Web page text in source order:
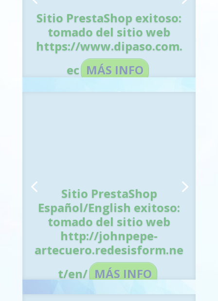
Sitio PrestaShop exitoso:
tomado del sitio web
https://www.dipaso.com.
ec MÁS INFO
Sitio PrestaShop exitoso:
tomado del sitio web
https://www.dipaso.com.
MÁS INFO
Sitio PrestaShop
Español/English exitoso:
tomado del sitio web
http://johnpepe-
artecuero.redesisform.ne
t/es/ MÁS INFO
Español/English exitoso:
tomado del sitio web
http://johnpepe-
artecuero.redesisform.ne
MÁS INFO